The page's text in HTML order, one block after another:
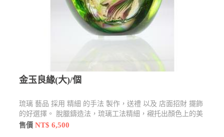
金玉良緣(大)/個
琉璃 藝品 採用 精細 的手法 製作，送禮 以及 店面招財 擺飾
的好選擇。 脫臘鑄造法，琉璃工法精細，襯托出顏色上的美
感，限時優惠$6500元
售價NT$ 6,500